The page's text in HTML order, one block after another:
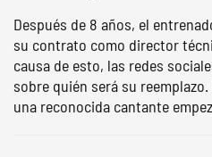
Después de 8 años, el
su contrato como director
causa de esto, las redes
sobre quién será su
una reconocida cantante